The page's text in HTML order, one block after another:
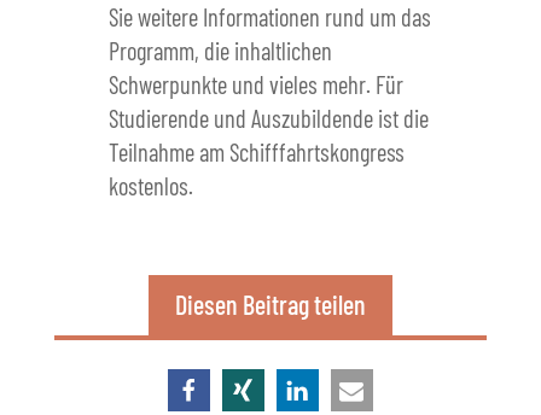
Sie weitere Informationen rund um das
Programm, die inhaltlichen
Schwerpunkte und vieles mehr. Für
Studierende und Auszubildende ist die
Teilnahme am Schifffahrtskongress
kostenlos.
Diesen Beitrag teilen